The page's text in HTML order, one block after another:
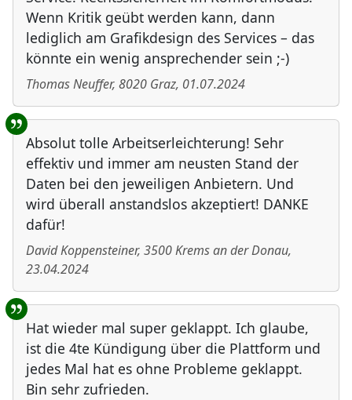
Wenn Kritik geübt werden kann, dann
lediglich am Grafikdesign des Services – das
könnte ein wenig ansprechender sein ;-)
Thomas Neuffer, 8020 Graz, 01.07.2024
Absolut tolle Arbeitserleichterung! Sehr
effektiv und immer am neusten Stand der
Daten bei den jeweiligen Anbietern. Und
wird überall anstandslos akzeptiert! DANKE
dafür!
David Koppensteiner, 3500Krems an der Donau,
23.04.2024
Hat wieder mal super geklappt. Ich glaube,
ist die 4te Kündigung über die Plattform und
jedes Mal hat es ohne Probleme geklappt.
Bin sehr zufrieden.